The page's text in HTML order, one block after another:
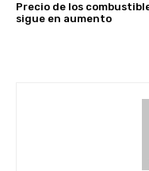
Precio de los
sigue en aumento